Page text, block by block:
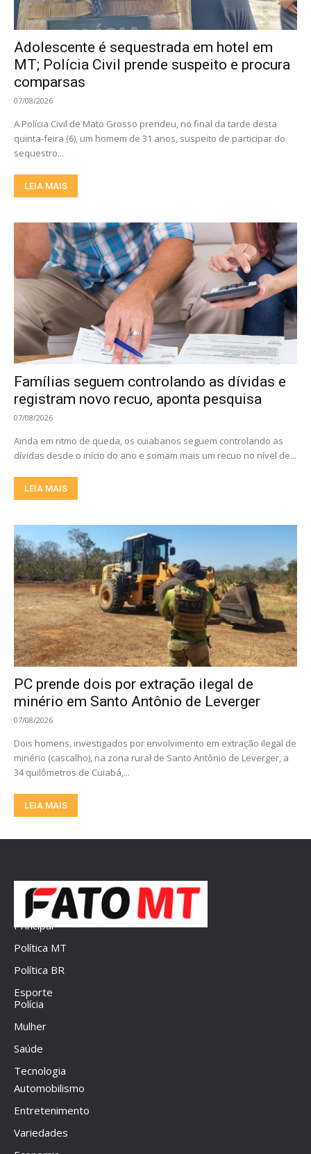
Adolescente é sequestrada em hotel em
MT; Polícia Civil prende suspeito e procura
comparsas
07/08/2026
A Polícia Civil de Mato Grosso prendeu, no final da tarde desta
quinta-feira (6), um homem de 31 anos, suspeito de participar do
sequestro...
LEIA MAIS
Famílias seguem controlando as dívidas e
registram novo recuo, aponta pesquisa
07/08/2026
Ainda em ritmo de queda, os cuiabanos seguem controlando as
dívidas desde o início do ano e somam mais um recuo no nível de...
LEIA MAIS
PC prende dois por extração ilegal de
minério em Santo Antônio de Leverger
07/08/2026
Dois homens, investigados por envolvimento em extração ilegal de
minério (cascalho), na zona rural de Santo Antônio de Leverger, a
34 quilômetros de Cuiabá,...
LEIA MAIS
Principal
Política MT
Política BR
Esporte
Polícia
Mulher
Saúde
Tecnologia
Automobilismo
Entretenimento
Variedades